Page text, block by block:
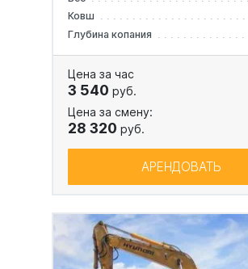
Ковш
Глубина копания
Цена за час
3 540 руб.
Цена за смену:
28 320 руб.
АРЕНДОВАТЬ